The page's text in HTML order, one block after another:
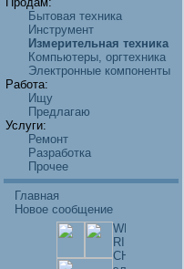
Бытовая техника
Инструмент
Измерительная техника
Компьютеры, оргтехника
Электронные компоненты
Работа:
Ищу
Предлагаю
Услуги:
Ремонт
Разработка
Прочее
Главная
Новое сообщение